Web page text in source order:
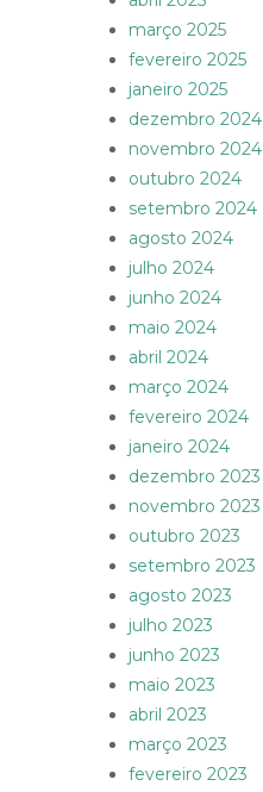
março 2025
fevereiro 2025
janeiro 2025
dezembro 2024
novembro 2024
outubro 2024
setembro 2024
agosto 2024
julho 2024
junho 2024
maio 2024
abril 2024
março 2024
fevereiro 2024
janeiro 2024
dezembro 2023
novembro 2023
outubro 2023
setembro 2023
agosto 2023
julho 2023
junho 2023
maio 2023
abril 2023
março 2023
fevereiro 2023